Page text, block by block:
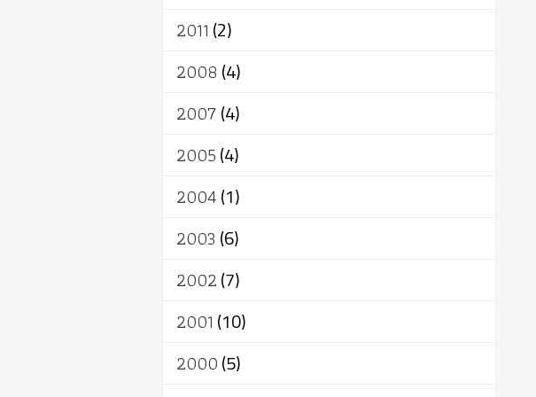
2011 (2)
2008 (4)
2007(4)
2005(4)
2004(1)
2003 (6)
2002(7)
2001 (10)
2000(5)